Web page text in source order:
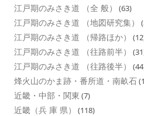
江戸期のみさき道 （全 般） (63)
江戸期のみさき道 （地図研究集）
江戸期のみさき道 （帰路ほか）
江戸期のみさき道 （往路前半）
江戸期のみさき道 （往路後半）
烽火山のかま跡・番所道・南畝石
近畿・中部・関東 (7)
近畿（兵 庫 県） (118)